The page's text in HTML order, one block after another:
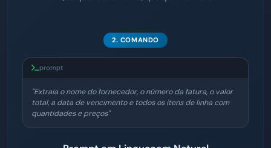
2. COMANDO
prompt
"Extraia o nome do fornecedor, o número da fatura, o valor
total, a data de vencimento e todos os itens de linha com
quantidades e preços"